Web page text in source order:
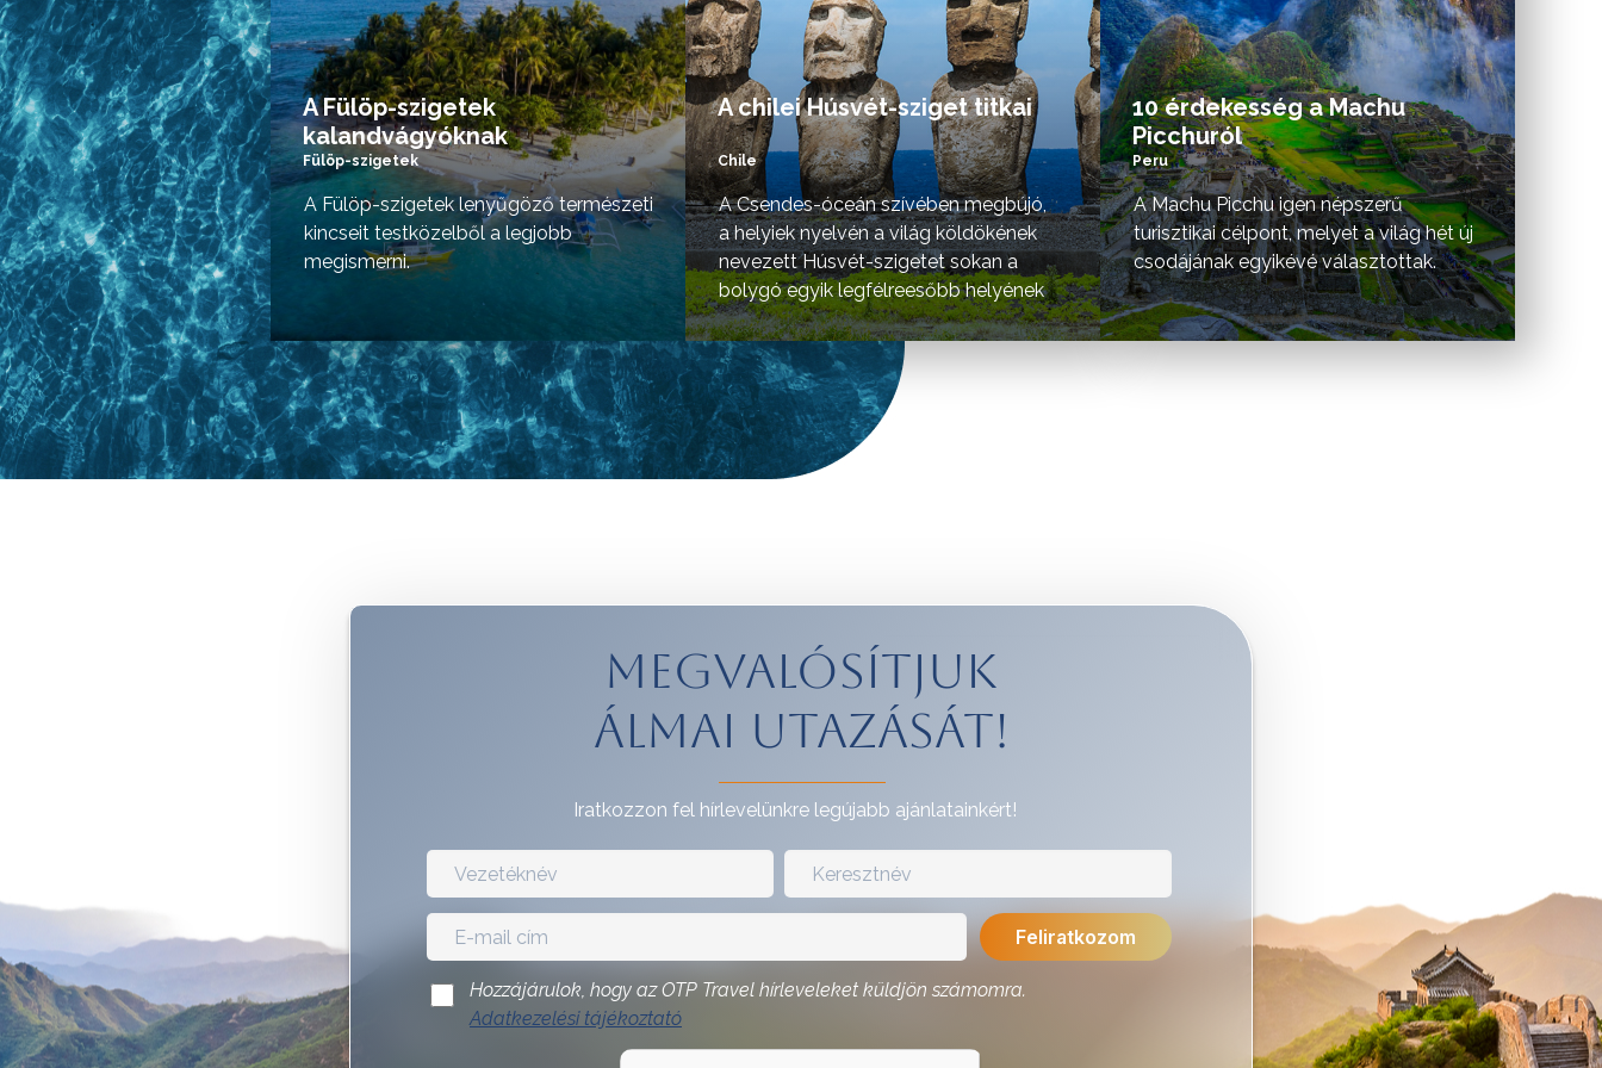
A Fülöp-szigetek
kalandvágyóknak
Fülöp-szigetek
A Fülöp-szigetek lenyűgöző természeti
kincseit testközelből a legjobb
megismerni.
A chilei Húsvét-sziget titkai
Chile
A Csendes-óceán szívében megbújó,
a helyiek nyelvén a világ köldökének
nevezett Húsvét-szigetet sokan a
bolygó egyik legfélreesőbb helyének
tartják.
10 érdekesség a Machu
Picchuról
Peru
A Machu Picchu igen népszerű
turisztikai célpont, melyet a világ hét új
csodájának egyikévé választottak.
Megvalósítjuk
álmai utazását!
Iratkozzon fel hírlevelünkre legújabb ajánlatainkért!
Hozzájárulok, hogy az OTP Travel hírleveleket küldjön számomra.
Adatkezelési tájékoztató